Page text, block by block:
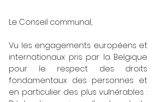
Le Conseil communal,
Vu les engagements européens et
internationaux pris par la Belgique
pour le respect des droits
fondamentaux des personnes et
en particulier des plus vulnérables :